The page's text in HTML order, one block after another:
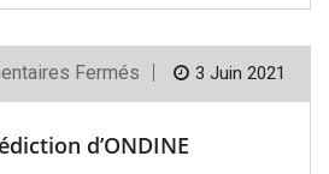
FermésSur
Malédiction
3 Juin 2021
d’ONDINE